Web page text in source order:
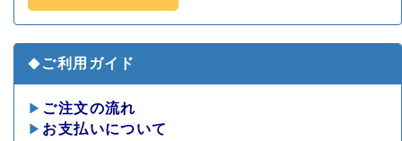
◆ご利用ガイド
▶ ご注文の流れ
▶ お支払いについて